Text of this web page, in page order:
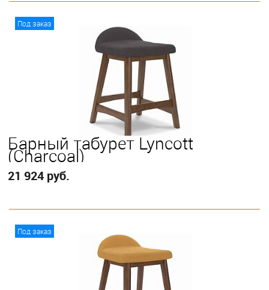
Под заказ
Барный табурет Lyncott
(Charcoal)
21 924 руб.
Под заказ